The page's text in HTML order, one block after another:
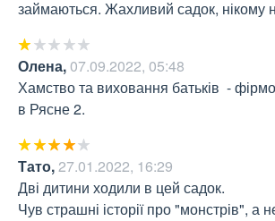
займаються. Жахливий садок, нікому
Олена,07.09.2022, 05:48
Хамство та виховання батьків  -
в Рясне 2.
Тато,27.01.2022, 16:29
Дві дитини ходили в цей садок.
Чув страшні історії про "монстрів", а